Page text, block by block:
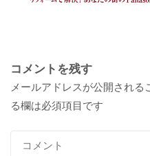
コメントを残す
メールアドレスが公開される
る欄は必須項目です